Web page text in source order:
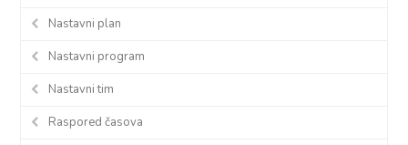
Nastavni plan
Nastavni program
Nastavni tim
Raspored časova